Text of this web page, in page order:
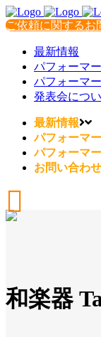
ご依頼に関するお
最新情報
パフォーマ
パフォーマ
発表会につ
最新情報
パフォーマ
パフォーマ
お問い合わせ
和楽器